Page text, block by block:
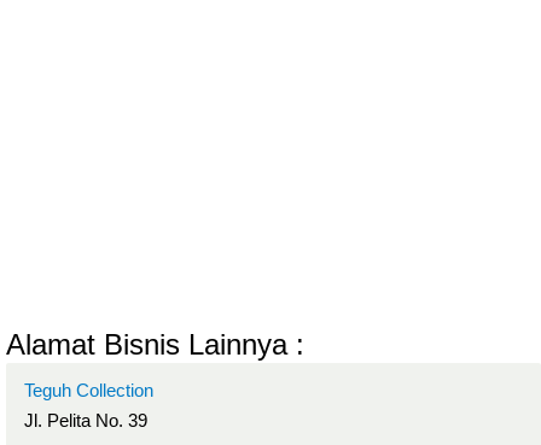
Alamat Bisnis Lainnya :
Teguh Collection
Jl. Pelita No. 39